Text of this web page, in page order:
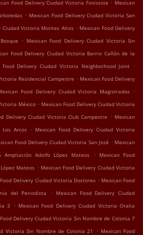
Food Delivery Ciudad Victoria Fovissste
Mexican
. Mexican Food Delivery Ciudad Victoria San
Ciudad Victoria Montes Altos . Mexican Food Delivery
. Mexican Food Delivery Ciudad Victoria Sin
Food Delivery Ciudad Victoria Barrio Cañón de la
Food Delivery Ciudad Victoria Neighborhood Joint .
Residencial Campestre . Mexican Food Delivery
Food Delivery Ciudad Victoria Magistrados .
México . Mexican Food Delivery Ciudad Victoria
Delivery Ciudad Victoria Club Campestre . Mexican
Arcos . Mexican Food Delivery Ciudad Victoria
Food Delivery Ciudad Victoria San José . Mexican
Ampliación Adolfo López Mateos
.
Mexican Food
Mateos . Mexican Food Delivery Ciudad Victoria
Delivery Ciudad Victoria Doctores . Mexican Food
del Periodista
.
Mexican Food Delivery Ciudad
3
. Mexican Food Delivery Ciudad Victoria Oralia
Delivery Ciudad Victoria Sin Nombre de Colonia 7
Victoria Sin Nombre de Colonia 21 . Mexican Food